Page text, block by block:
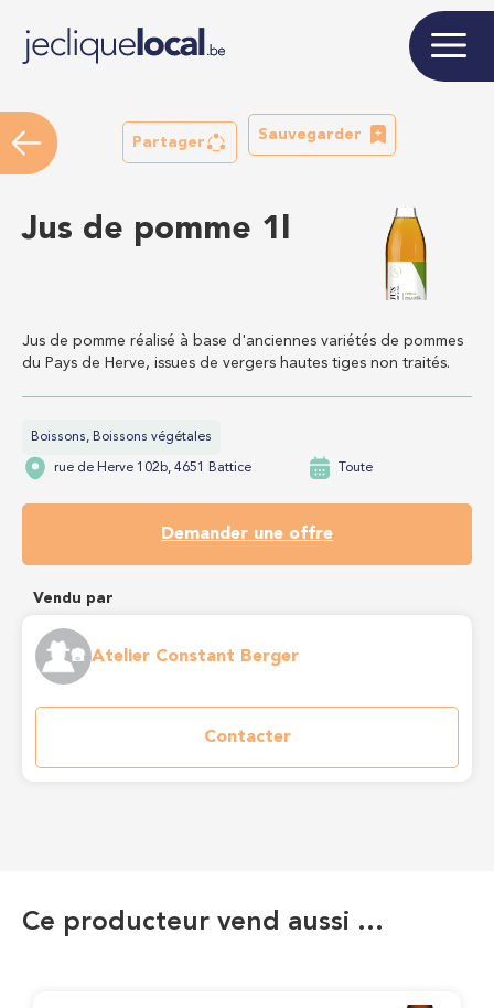
Partager
Sauvegarder
Jus de pomme 1l
Jus de pomme réalisé à base d'anciennes variétés de pommes
du Pays de Herve, issues de vergers hautes tiges non traités.
Boissons, Boissons végétales
rue de Herve 102b, 4651 Battice Toute
Demander une offre
Vendu par
Atelier Constant Berger
Contacter
Ce producteur vend aussi …